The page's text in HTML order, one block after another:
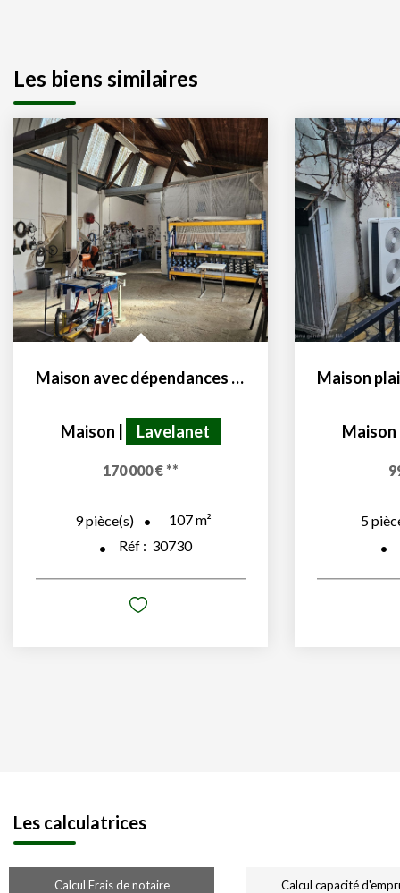
Les biens similaires
Maison avec dépendances et logement indépendant
Maison Lavelanet
170 000 € **
9pièce(s) 107m²
Réf : 30730
Maison
5
Les calculatrices
Calcul Frais de notaire Calcul capacité